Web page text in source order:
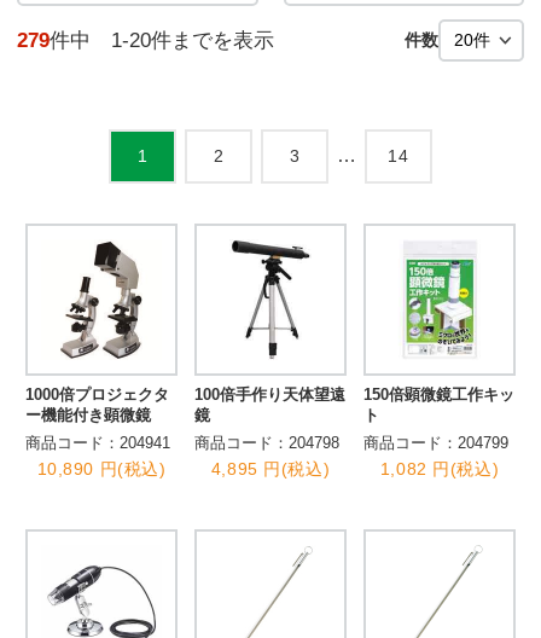
279件中 1-20件までを表示 件数
1 2 3 … 14
1000倍プロジェクタ
ー機能付き顕微鏡
商品コード：204941
10,890 円(税込)
100倍手作り天体望遠
鏡
商品コード：204798
4,895 円(税込)
150倍顕微鏡工作キッ
ト
商品コード：204799
1,082 円(税込)